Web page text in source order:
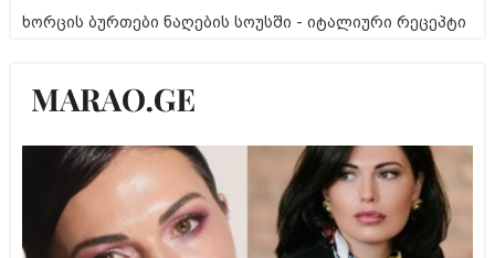
ხორცის ბურთები ნაღების სოუსში - იტალიური რეცეპტი